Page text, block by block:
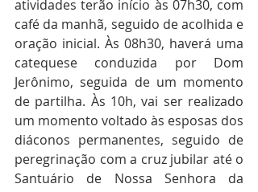
atividades terão início às 07h30, com
café da manhã, seguido de acolhida e
oração inicial. Às 08h30, haverá uma
catequese conduzida por Dom
Jerônimo, seguida de um momento
de partilha. Às 10h, vai ser realizado
um momento voltado às esposas dos
diáconos permanentes, seguido de
peregrinação com a cruz jubilar até o
Santuário de Nossa Senhora da